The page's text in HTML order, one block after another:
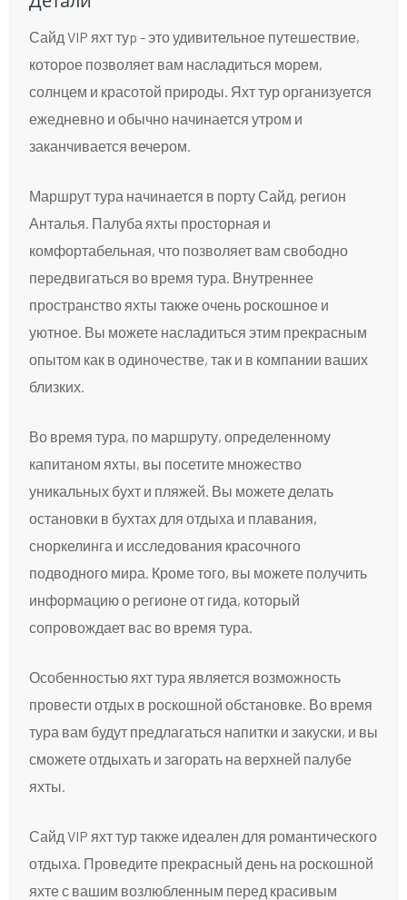
Сайд VIP яхт туp - это удивительное путешествие,
которое позволяет вам насладиться морем,
солнцем и красотой природы. Яхт тур организуется
ежедневно и обычно начинается утром и
заканчивается вечером.
Маршрут тура начинается в порту Сайд, регион
Анталья. Палуба яхты просторная и
комфортабельная, что позволяет вам свободно
передвигаться во время тура. Внутреннее
пространство яхты также очень роскошное и
уютное. Вы можете насладиться этим прекрасным
опытом как в одиночестве, так и в компании ваших
близких.
Во время тура, по маршруту, определенному
капитаном яхты, вы посетите множество
уникальных бухт и пляжей. Вы можете делать
остановки в бухтах для отдыха и плавания,
сноркелинга и исследования красочного
подводного мира. Кроме того, вы можете получить
информацию о регионе от гида, который
сопровождает вас во время тура.
Особенностью яхт тура является возможность
провести отдых в роскошной обстановке. Во время
тура вам будут предлагаться напитки и закуски, и вы
сможете отдыхать и загорать на верхней палубе
яхты.
Сайд VIP яхт тур также идеален для романтического
отдыха. Проведите прекрасный день на роскошной
яхте с вашим возлюбленным перед красивым